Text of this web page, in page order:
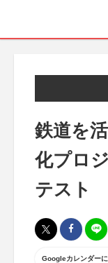
鉄道を
化プロ
テスト
Googleカレンダー